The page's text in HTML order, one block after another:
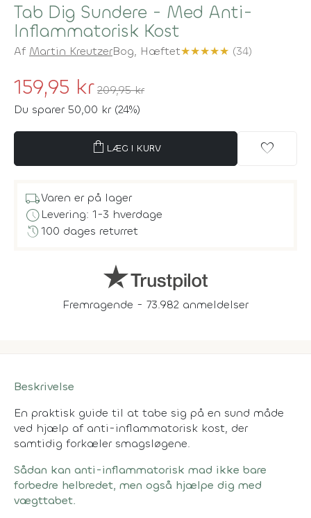
Tab Dig Sundere - Med Anti-
Inflammatorisk Kost
Af Martin KreutzerBog, Hæftet★★★★★ (34)
159,95 kr 209,95 kr
Du sparer 50,00 kr (24%)
shopping_bag LÆG I KURV favorite
local_shippingVaren er på lager
scheduleLevering: 1-3 hverdage
history100 dages returret
Fremragende - 73.982 anmeldelser
Beskrivelse
En praktisk guide til at tabe sig på en sund måde
ved hjælp af anti-inflammatorisk kost, der
samtidig forkæler smagsløgene.
Sådan kan anti-inflammatorisk mad ikke bare
forbedre helbredet, men også hjælpe dig med
vægttabet.